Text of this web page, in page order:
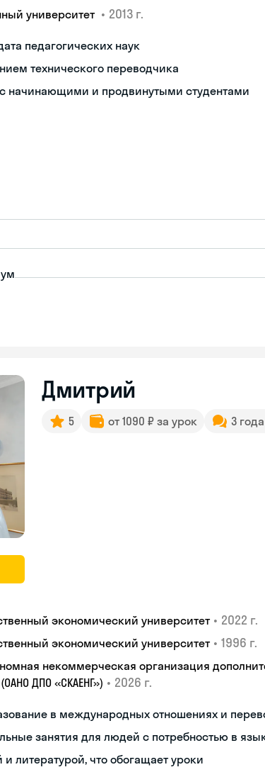
университет • 2013 г.
педагогических наук
технического переводчика
начинающими и продвинутыми студентами
Дмитрий
5 от 1090 ₽ за урок 3
экономический университет • 2022 г.
экономический университет • 1996 г.
некоммерческая организация
ДПО «СКАЕНГ») • 2026 г.
в международных отношениях и
занятия для людей с потребностью в
литературой, что обогащает уроки